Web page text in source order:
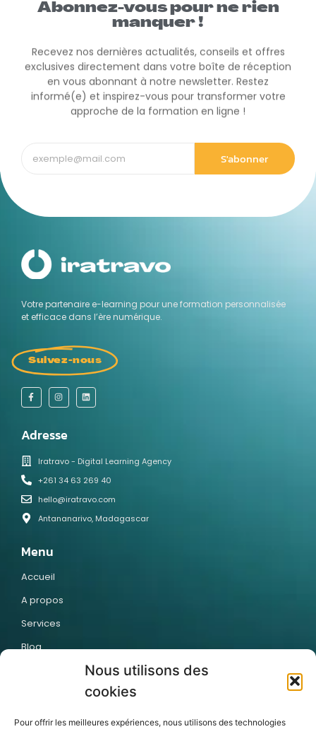
Nous utilisons des
cookies
Pour offrir les meilleures expériences, nous utilisons des technologies
Abonnez-vous pour ne rien
manquer !
Recevez nos dernières actualités, conseils et offres
exclusives directement dans votre boîte de réception
en vous abonnant à notre newsletter. Restez
informé(e) et inspirez-vous pour transformer votre
approche de la formation en ligne !
S'abonner
Votre partenaire e-learning pour une formation personnalisée
et efficace dans l’ère numérique.
Suivez-nous
Adresse
Iratravo - Digital Learning Agency
+261 34 63 269 40
hello@iratravo.com
Antananarivo, Madagascar
Menu
Accueil
A propos
Services
Blog
Articles récents